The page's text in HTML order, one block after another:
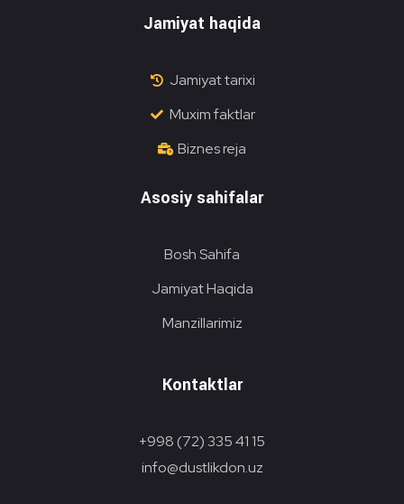
Jamiyat haqida
Jamiyat tarixi
Muxim faktlar
Biznes reja
Asosiy sahifalar
Bosh Sahifa
Jamiyat Haqida
Manzillarimiz
Kontaktlar
+998 (72) 335 41 15
info@dustlikdon.uz